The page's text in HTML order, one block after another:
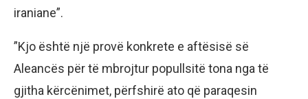
iraniane”.
​”Kjo është një provë konkrete e aftësisë së
Aleancës për të mbrojtur popullsitë tona nga të
gjitha kërcënimet, përfshirë ato që paraqesin